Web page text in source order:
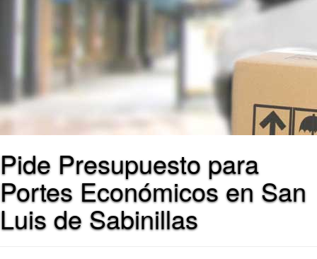
Pide Presupuesto para
Portes Económicos en San
Luis de Sabinillas